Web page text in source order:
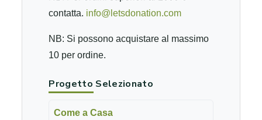
contatta. info@letsdonation.com
NB: Si possono acquistare al massimo
10 per ordine.
Progetto Selezionato
Come a Casa